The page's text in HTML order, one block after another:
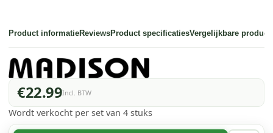
Product informatieReviewsProduct specificatiesVergelijkbare
€22.99Incl. BTW
Wordt verkocht per set van 4 stuks